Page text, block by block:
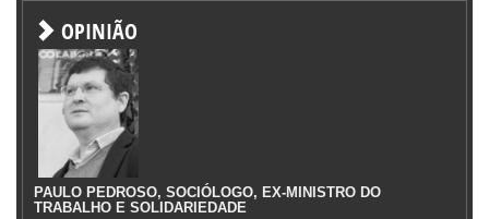
OPINIÃO
PAULO PEDROSO, SOCIÓLOGO, EX-MINISTRO DO
TRABALHO E SOLIDARIEDADE